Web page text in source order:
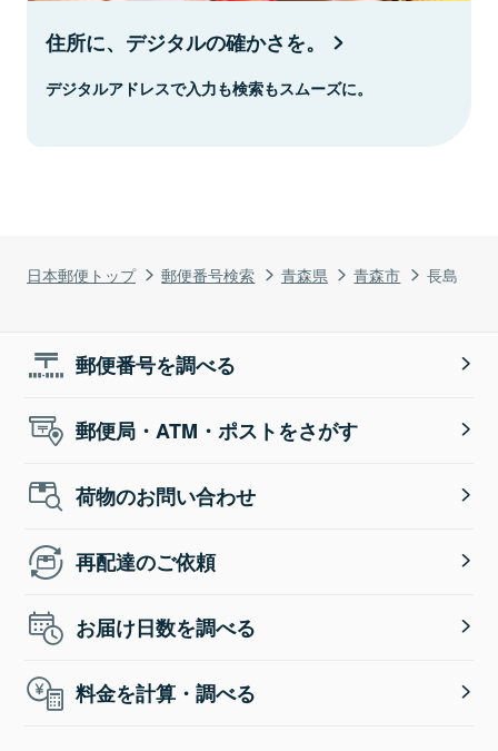
日本郵便トップ 郵便番号検索 青森県 青森市 長島
住所に、デジタルの確かさを。
デジタルアドレスで入力も検索もスムーズに。
郵便番号を調べる
郵便局・ATM・ポストをさがす
荷物のお問い合わせ
再配達のご依頼
お届け日数を調べる
料金を計算・調べる